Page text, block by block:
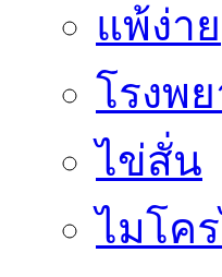
แพ้ง่าย
โรงพ
ไข่สั่น
ไมโค